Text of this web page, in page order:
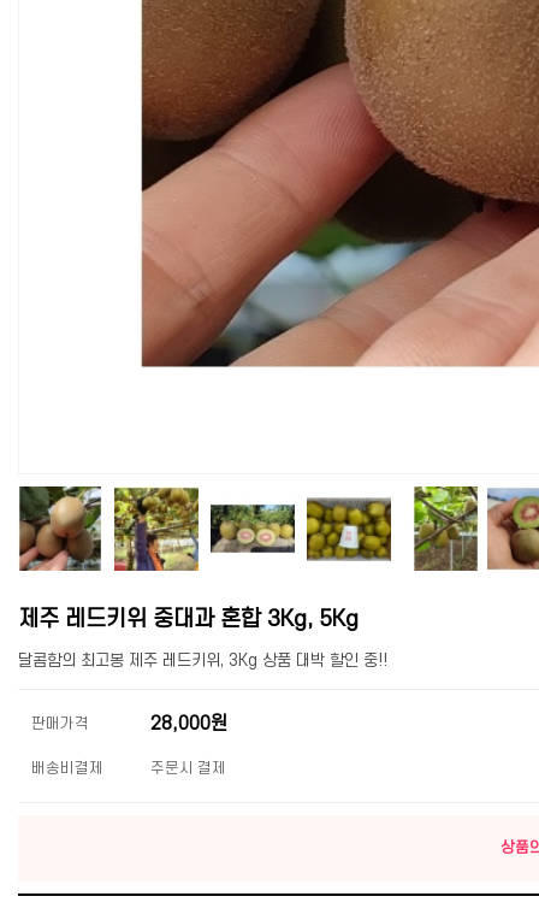
제주 레드키위 중대과 혼합 3Kg, 5Kg
달콤함의 최고봉 제주 레드키위, 3Kg 상품 대박 할인 중!!
판매가격 28,000원
배송비결제 주문시 결제
상품